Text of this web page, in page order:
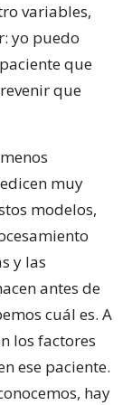
variables,
yo puedo
que
que
muy
modelos,
y las
antes de
cuál es. A
los factores
ese paciente.
hay